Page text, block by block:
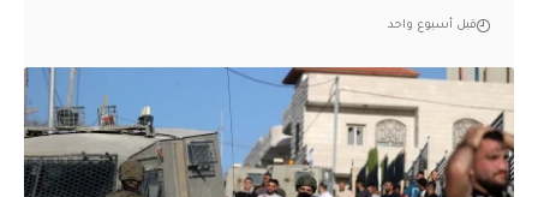
قبل أسبوع واحد